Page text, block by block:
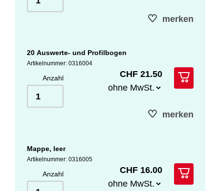
merken
20 Auswerte- und Profilbogen
Artikelnummer: 0316004
Anzahl CHF 21.50
merken
Mappe, leer
Artikelnummer: 0316005
Anzahl CHF 16.00